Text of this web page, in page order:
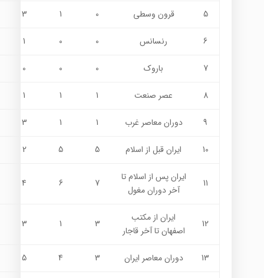
5 قرون وسطی 0
1
3
6 رنسانس 0
0
1
7 باروک 0
0
0
8 عصر صنعت 1
1
1
9 دوران معاصر غرب 1
1
3
10 ایران قبل از اسلام 5
5
2
11
ایران پس از اسلام تا
آخر دوران مغول
7
6
4
12
ایران از مکتب
اصفهان تا آخر قاجار
3
1
3
13 دوران معاصر ایران 3
4
5